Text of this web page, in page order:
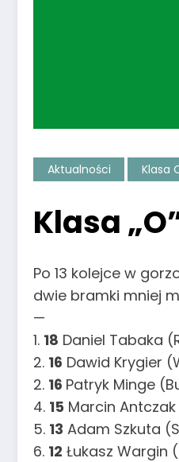
Aktualności Klasa
Klasa
Po 13 kolejce w
dwie bramki mniej
—
1. 18 Daniel Tabaka
2. 16 Dawid Krygier
2. 16 Patryk Minge
4. 15 Marcin
5. 13 Adam Szkuta
6. 12 Łukasz Wargin